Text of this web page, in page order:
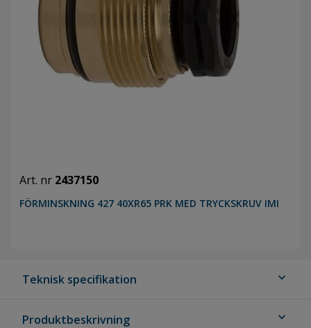
Art. nr 2437150
FÖRMINSKNING 427 40XR65 PRK MED TRYCKSKRUV IMI
Teknisk specifikation expand_more
Produktbeskrivning expand_more